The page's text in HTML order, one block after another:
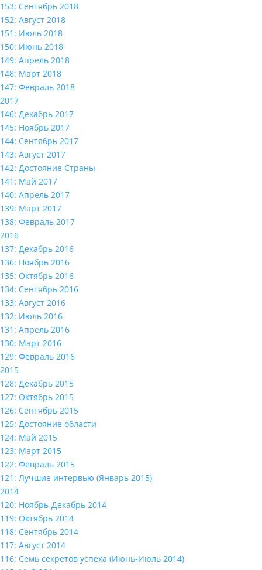
153: Сентябрь 2018
152: Август 2018
151: Июль 2018
150: Июнь 2018
149: Апрель 2018
148: Март 2018
147: Февраль 2018
2017
146: Декабрь 2017
145: Ноябрь 2017
144: Сентябрь 2017
143: Август 2017
142: Достояние Страны
141: Май 2017
140: Апрель 2017
139: Март 2017
138: Февраль 2017
2016
137: Декабрь 2016
136: Ноябрь 2016
135: Октябрь 2016
134: Сентябрь 2016
133: Август 2016
132: Июль 2016
131: Апрель 2016
130: Март 2016
129: Февраль 2016
2015
128: Декабрь 2015
127: Октябрь 2015
126: Сентябрь 2015
125: Достояние области
124: Май 2015
123: Март 2015
122: Февраль 2015
121: Лучшие интервью (Январь 2015)
2014
120: Ноябрь-Декабрь 2014
119: Октябрь 2014
118: Сентябрь 2014
117: Август 2014
116: Семь секретов успеха (Июнь-Июль 2014)